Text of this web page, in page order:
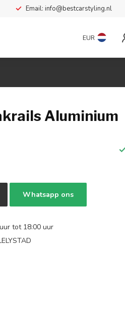
Email: info@bestcarstyling.nl
EUR
Aluminium
Whatsapp ons
tot 18:00 uur